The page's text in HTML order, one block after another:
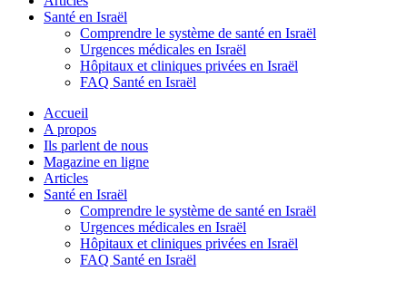
Santé en Israël
Comprendre le système de santé en Israël
Urgences médicales en Israël
Hôpitaux et cliniques privées en Israël
FAQ Santé en Israël
Accueil
A propos
Ils parlent de nous
Magazine en ligne
Articles
Santé en Israël
Comprendre le système de santé en Israël
Urgences médicales en Israël
Hôpitaux et cliniques privées en Israël
FAQ Santé en Israël